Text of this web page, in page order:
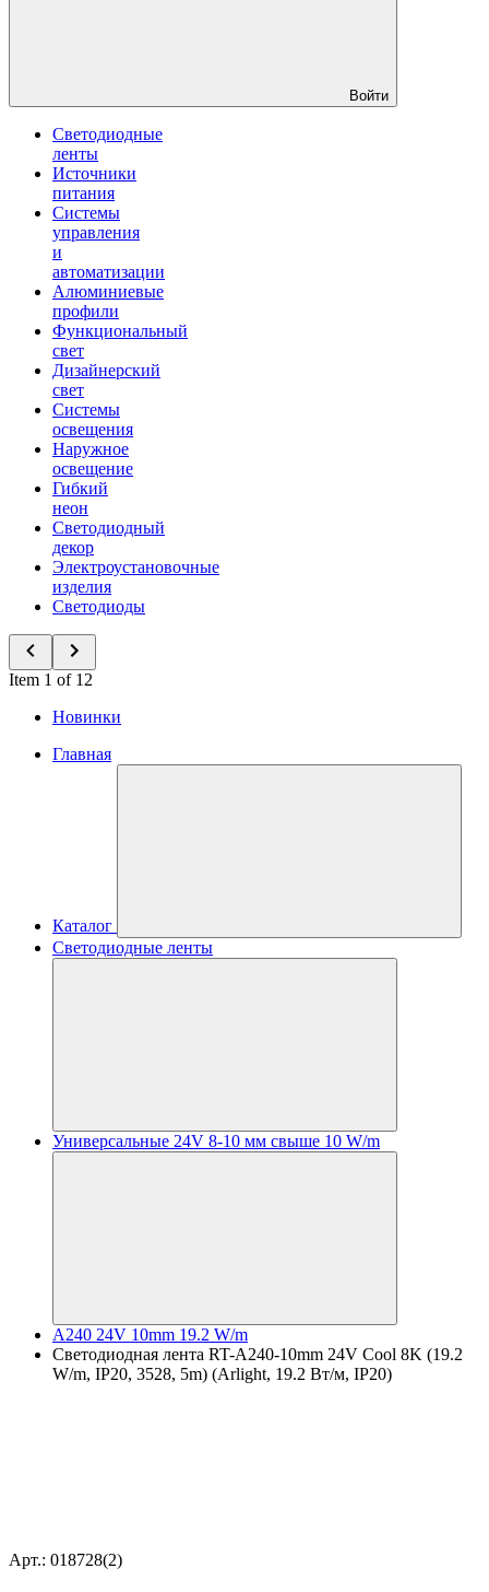
Войти
Светодиодные
ленты
Источники
питания
Системы
управления
и
автоматизации
Алюминиевые
профили
Функциональный
свет
Дизайнерский
свет
Системы
освещения
Наружное
освещение
Гибкий
неон
Светодиодный
декор
Электроустановочные
изделия
Светодиоды
Item 1 of 12
Новинки
Главная
Каталог
Светодиодные ленты
Универсальные 24V 8-10 мм свыше 10 W/m
A240 24V 10mm 19.2 W/m
Светодиодная лента RT-A240-10mm 24V Cool 8K (19.2
W/m, IP20, 3528, 5m) (Arlight, 19.2 Вт/м, IP20)
Арт.: 018728(2)